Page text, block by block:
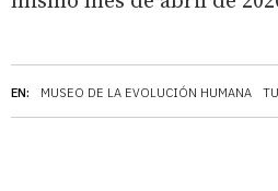
EN: MUSEO DE LA EVOLUCIÓN HUMANA